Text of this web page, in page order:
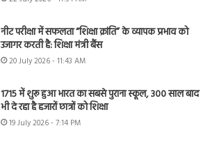
नीट परीक्षा में सफलता “शिक्षा क्रांति” के व्यापक प्रभाव को
उजागर करती है: शिक्षा मंत्री बैंस
20 July 2026 - 11:43 AM
1715 में शुरू हुआ भारत का सबसे पुराना स्कूल, 300 साल बाद
भी दे रहा है हजारों छात्रों को शिक्षा
19 July 2026 - 7:14 PM